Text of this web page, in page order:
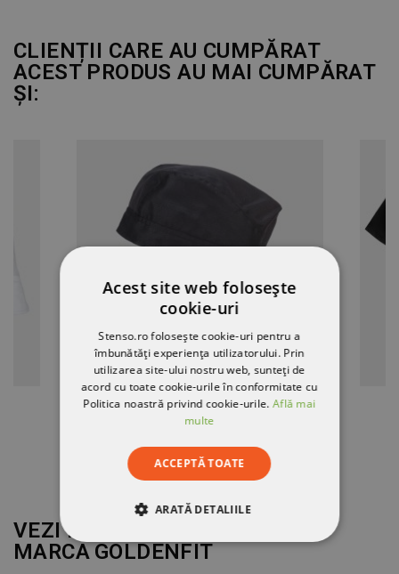
CLIENȚII CARE AU CUMPĂRAT
ACEST PRODUS AU MAI CUMPĂRAT
ȘI:
Bandană de bucătar CHEFS S903
28,99 RON
VEZI MAI MULT DE LA
MARCAGOLDENFIT
Acest site web folosește
cookie-uri
Stenso.ro folosește cookie-uri pentru a
îmbunătăți experiența utilizatorului. Prin
utilizarea site-ului nostru web, sunteți de
acord cu toate cookie-urile în conformitate cu
Politica noastră privind cookie-urile.Află mai
multe
ACCEPTĂ TOATE
ARATĂ DETALIILE
STRICT NECESARE